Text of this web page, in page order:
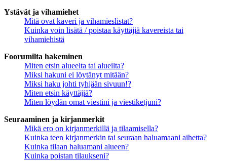
Ystävät ja vihamiehet
Mitä ovat kaveri ja vihamieslistat?
Kuinka voin lisätä / poistaa käyttäjiä kavereista tai
vihamiehistä
Foorumilta hakeminen
Miten etsin alueelta tai alueilta?
Miksi hakuni ei löytänyt mitään?
Miksi haku johti tyhjään sivuun!?
Miten etsin käyttäjiä?
Miten löydän omat viestini ja viestiketjuni?
Seuraaminen ja kirjanmerkit
Mikä ero on kirjanmerkillä ja tilaamisella?
Kuinka teen kirjanmerkin tai seuraan haluamaani aihetta?
Kuinka tilaan haluamani alueen?
Kuinka poistan tilaukseni?